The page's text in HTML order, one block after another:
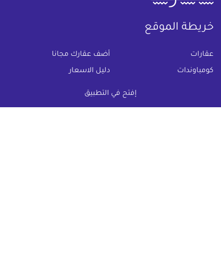
إفتح في التطبيق
خريطة الموقع
عقارات أضف عقارك مجانا
كومباوندات دليل الاسعار